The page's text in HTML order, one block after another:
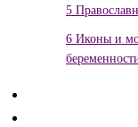
5
6 Иконы и